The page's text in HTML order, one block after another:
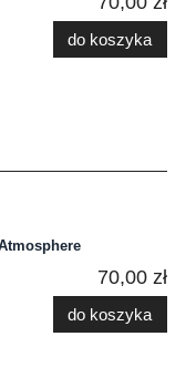
do koszyka
70,00 zł
do koszyka